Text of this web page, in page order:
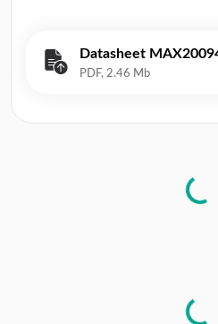
Datasheet